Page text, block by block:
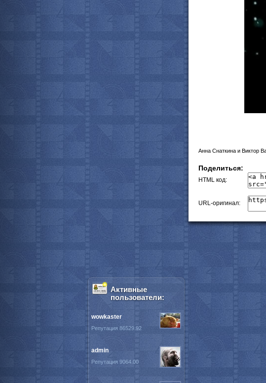
Анна Снаткина и Виктор
Поделиться:
HTML код:
URL-оригинал:
Активные
пользователи:
wowkaster
Репутация 86529.92
admin
Репутация 9064.00